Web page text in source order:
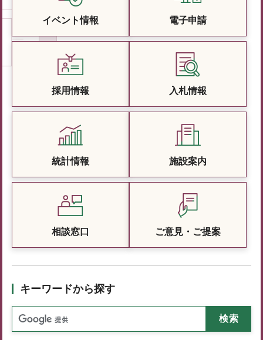
イベント情報 電子申請
採用情報 入札情報
統計情報 施設案内
相談窓口 ご意見・ご提案
キーワードから探す